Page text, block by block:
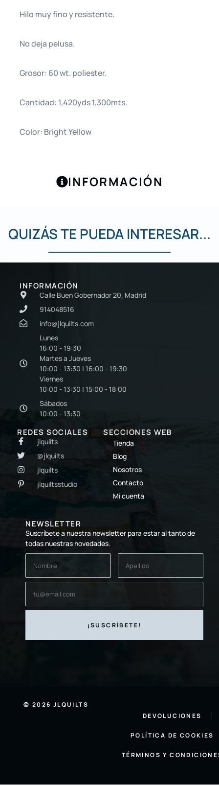
INFORMACIÓN
Hilo muy fino y resistente.
No deja pelusa.
Grosor: 60 wt. poliester.
Cantidad: 1,420yds 1,300mts.
Color: Bright Yellow
QUIZÁS TE PUEDA INTERESAR...
INFORMACIÓN
Calle Buen Gobernador 20, Madrid
914048516
info@jlquilts.com
Lunes
16:00 - 19:30
Martes a Jueves
10:00 - 13:30 | 16:00 - 19:30
Viernes
10:00 - 13:30 | 15:00 - 18:00
Sábados
10:00 - 13:30
REDES SOCIALES
jlquilts
@jlquilts
jlquilts
jlquiltsstudio
SECCIONES WEB
Tienda
Blog
Nosotros
Contacto
Mi cuenta
NEWSLETTER
Suscríbete a nuestra newsletter para estar al tanto de
todas nuestras novedades.
© 2026 JLQUILTS
DEVOLUCIONES
POLÍTICA DE COOKIES
TÉRMINOS Y